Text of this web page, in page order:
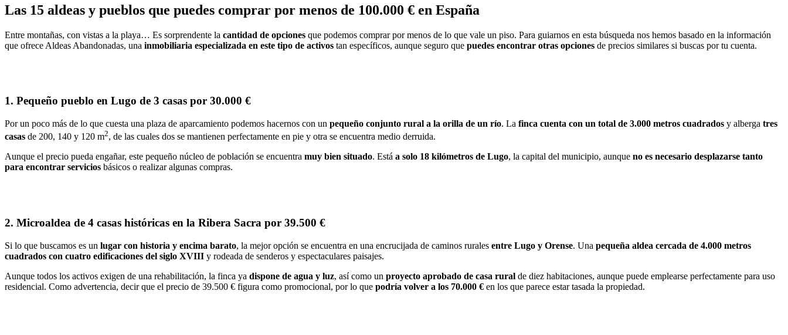
Las 15 aldeas y pueblos que puedes comprar por menos de 100.000 € en España
Entre montañas, con vistas a la playa… Es sorprendente la cantidad de opciones que podemos comprar por menos de lo que vale un piso. Para guiarnos en esta búsqueda nos hemos basado en la información
que ofrece Aldeas Abandonadas, una inmobiliaria especializada en este tipo de activos tan específicos, aunque seguro que puedes encontrar otras opciones de precios similares si buscas por tu cuenta.
1. Pequeño pueblo en Lugo de 3 casas por 30.000 €
Por un poco más de lo que cuesta una plaza de aparcamiento podemos hacernos con un pequeño conjunto rural a la orilla de un río. La finca cuenta con un total de 3.000 metros cuadrados y alberga tres
casas de 200, 140 y 120 m2, de las cuales dos se mantienen perfectamente en pie y otra se encuentra medio derruida.
Aunque el precio pueda engañar, este pequeño núcleo de población se encuentra muy bien situado. Está a solo 18 kilómetros de Lugo, la capital del municipio, aunque no es necesario desplazarse tanto
para encontrar servicios básicos o realizar algunas compras.
2. Microaldea de 4 casas históricas en la Ribera Sacra por 39.500 €
Si lo que buscamos es un lugar con historia y encima barato, la mejor opción se encuentra en una encrucijada de caminos rurales entre Lugo y Orense. Una pequeña aldea cercada de 4.000 metros
cuadrados con cuatro edificaciones del siglo XVIII y rodeada de senderos y espectaculares paisajes.
Aunque todos los activos exigen de una rehabilitación, la finca ya dispone de agua y luz, así como un proyecto aprobado de casa rural de diez habitaciones, aunque puede emplearse perfectamente para uso
residencial. Como advertencia, decir que el precio de 39.500 € figura como promocional, por lo que podría volver a los 70.000 € en los que parece estar tasada la propiedad.